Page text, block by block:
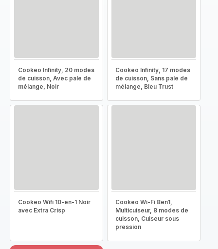
Cookeo Infinity, 20 modes
de cuisson, Avec pale de
mélange, Noir
Cookeo Infinity, 17 modes
de cuisson, Sans pale de
mélange, Bleu Trust
Cookeo Wifi 10-en-1 Noir
avec Extra Crisp
Cookeo Wi-Fi 8en1,
Multicuiseur, 8 modes de
cuisson, Cuiseur sous
pression